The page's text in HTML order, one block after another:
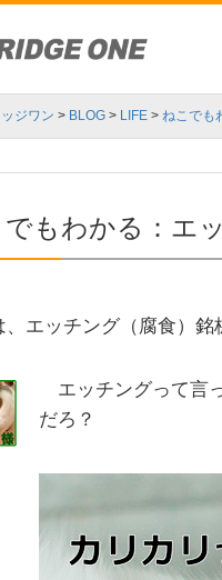
ジワン > BLOG > LIFE > ねこでも
もわかる：エ
、エッチング（腐食）銘
エッチングって言
だろ？